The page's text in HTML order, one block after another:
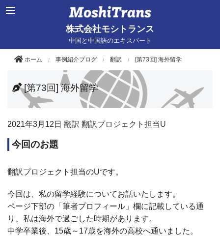
株式会社モシトランス
中国と中国語のエキスパート
ホーム 事例紹介ブログ 翻訳 [第73回] 海外留学
[第73回] 海外留学
2021年3月12日 翻訳 翻訳プロジェクト担当U
今回のお題
翻訳プロジェクト担当のUです。
今回は、私の留学経験についてお話いたします。
ページ下部の「筆者プロフィール」欄に記載している通
り、私は海外で過ごした時期があります。
中学卒業後、 15歳～ 17歳を海外の高校へ通いました。